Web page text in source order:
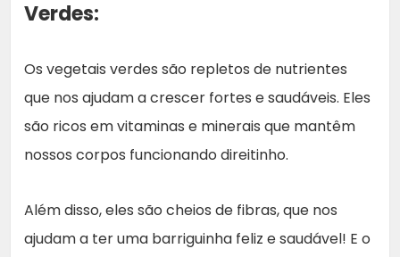
Verdes:
Os vegetais verdes são repletos de nutrientes
que nos ajudam a crescer fortes e saudáveis. Eles
são ricos em vitaminas e minerais que mantêm
nossos corpos funcionando direitinho.
Além disso, eles são cheios de fibras, que nos
ajudam a ter uma barriguinha feliz e saudável! E o